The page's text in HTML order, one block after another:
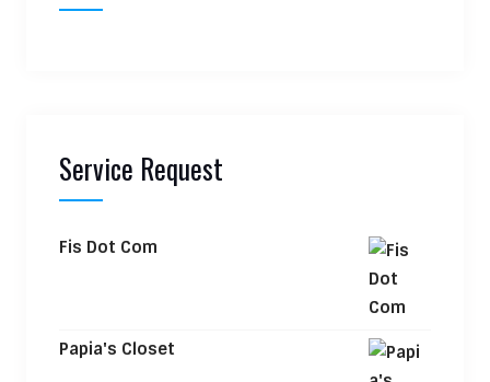
Service Request
Fis Dot Com
Papia's Closet